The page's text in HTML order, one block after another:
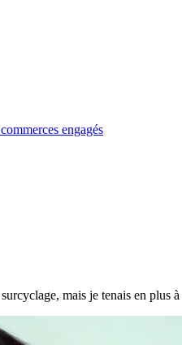
engagés
mais je tenais en plus